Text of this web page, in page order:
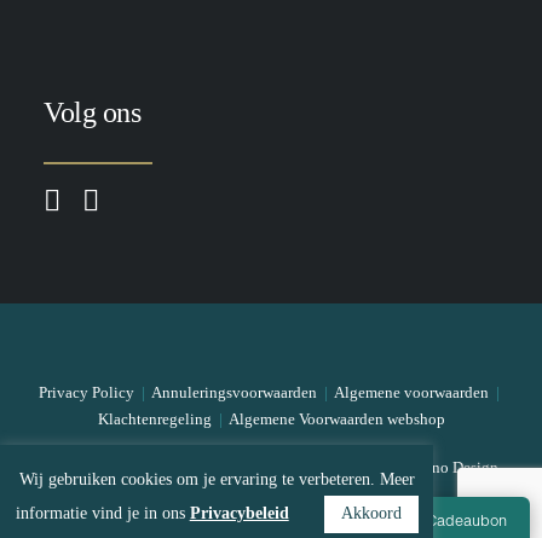
Volg ons
Privacy Policy | Annuleringsvoorwaarden | Algemene voorwaarden |
Klachtenregeling | Algemene Voorwaarden webshop
Designed by Mono Design
Wij gebruiken cookies om je ervaring te verbeteren. Meer
informatie vind je in ons Privacybeleid Akkoord